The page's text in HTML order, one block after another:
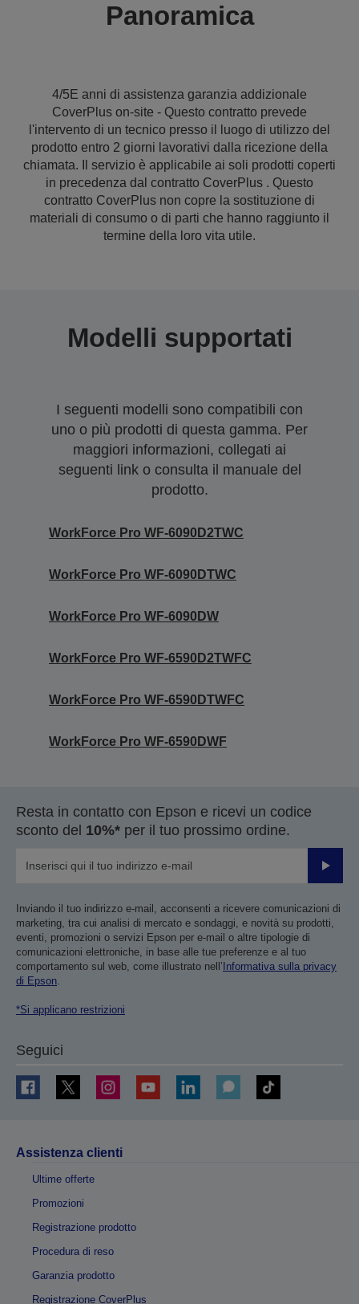
Panoramica
4/5E anni di assistenza garanzia addizionale
CoverPlus on-site - Questo contratto prevede
l'intervento di un tecnico presso il luogo di utilizzo del
prodotto entro 2 giorni lavorativi dalla ricezione della
chiamata. Il servizio è applicabile ai soli prodotti coperti
in precedenza dal contratto CoverPlus . Questo
contratto CoverPlus non copre la sostituzione di
materiali di consumo o di parti che hanno raggiunto il
termine della loro vita utile.
Modelli supportati
I seguenti modelli sono compatibili con
uno o più prodotti di questa gamma. Per
maggiori informazioni, collegati ai
seguenti link o consulta il manuale del
prodotto.
WorkForce Pro WF-6090D2TWC
WorkForce Pro WF-6090DTWC
WorkForce Pro WF-6090DW
WorkForce Pro WF-6590D2TWFC
WorkForce Pro WF-6590DTWFC
WorkForce Pro WF-6590DWF
Resta in contatto con Epson e ricevi un codice
sconto del 10%* per il tuo prossimo ordine.
Invia
Inviando il tuo indirizzo e-mail, acconsenti a ricevere comunicazioni di
marketing, tra cui analisi di mercato e sondaggi, e novità su prodotti,
eventi, promozioni o servizi Epson per e-mail o altre tipologie di
comunicazioni elettroniche, in base alle tue preferenze e al tuo
comportamento sul web, come illustrato nell’ Informativa sulla privacy
di Epson.
*Si applicano restrizioni
Seguici
Assistenza clienti
Ultime offerte
Promozioni
Registrazione prodotto
Procedura di reso
Garanzia prodotto
Registrazione CoverPlus